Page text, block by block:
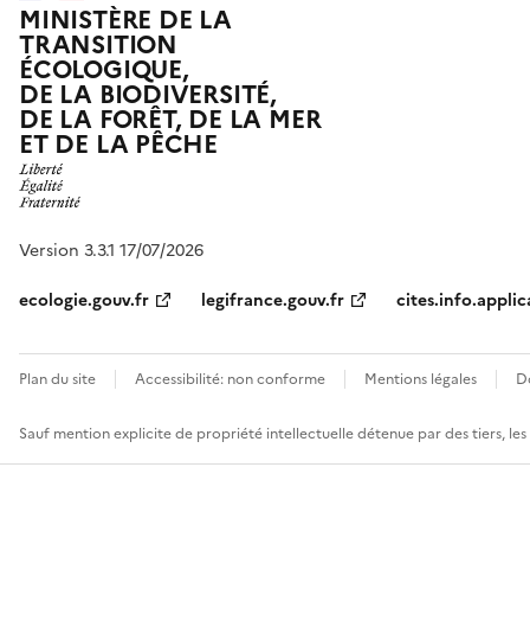
MINISTÈRE DE LA
TRANSITION
ÉCOLOGIQUE,
DE LA BIODIVERSITÉ,
DE LA FORÊT, DE LA MER
ET DE LA PÊCHE
Version 3.3.1 17/07/2026
ecologie.gouv.fr
legifrance.gouv.fr
Plan du site Accessibilité: non conforme Mentions légales
Sauf mention explicite de propriété intellectuelle détenue par des tiers,